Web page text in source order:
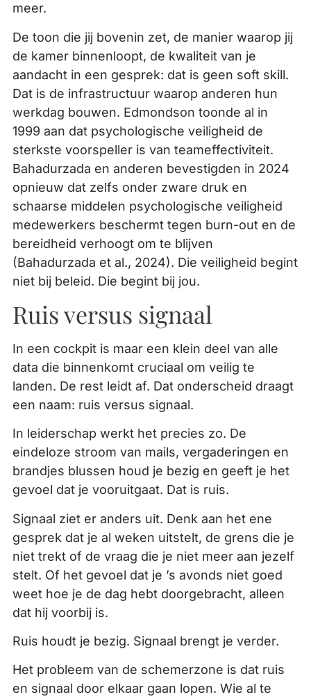
meer.
De toon die jij bovenin zet, de manier waarop jij
de kamer binnenloopt, de kwaliteit van je
aandacht in een gesprek: dat is geen soft skill.
Dat is de infrastructuur waarop anderen hun
werkdag bouwen. Edmondson toonde al in
1999 aan dat psychologische veiligheid de
sterkste voorspeller is van teameffectiviteit.
Bahadurzada en anderen bevestigden in 2024
opnieuw dat zelfs onder zware druk en
schaarse middelen psychologische veiligheid
medewerkers beschermt tegen burn-out en de
bereidheid verhoogt om te blijven
(Bahadurzada et al., 2024). Die veiligheid begint
niet bij beleid. Die begint bij jou.
Ruis versus signaal
In een cockpit is maar een klein deel van alle
data die binnenkomt cruciaal om veilig te
landen. De rest leidt af. Dat onderscheid draagt
een naam: ruis versus signaal.
In leiderschap werkt het precies zo. De
eindeloze stroom van mails, vergaderingen en
brandjes blussen houd je bezig en geeft je het
gevoel dat je vooruitgaat. Dat is ruis.
Signaal ziet er anders uit. Denk aan het ene
gesprek dat je al weken uitstelt, de grens die je
niet trekt of de vraag die je niet meer aan jezelf
stelt. Of het gevoel dat je ’s avonds niet goed
weet hoe je de dag hebt doorgebracht, alleen
dat hij voorbij is.
Ruis houdt je bezig. Signaal brengt je verder.
Het probleem van de schemerzone is dat ruis
en signaal door elkaar gaan lopen. Wie al te